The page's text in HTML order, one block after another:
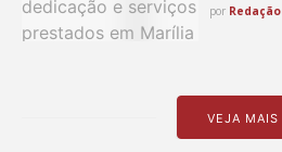
por Redação
VEJA MAIS